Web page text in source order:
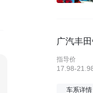
广汽丰
指导价
17.98-
车系详情